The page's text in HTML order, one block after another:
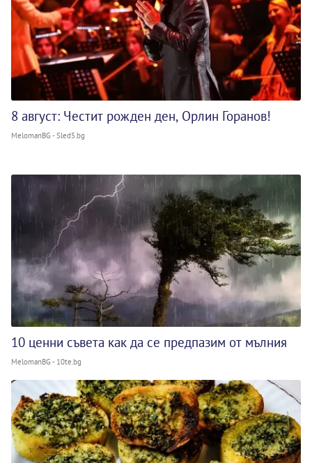
8 август: Честит рожден ден, Орлин Горанов!
MelomanBG - Sled5.bg
10 ценни съвета как да се предпазим от мълния
MelomanBG - 10te.bg